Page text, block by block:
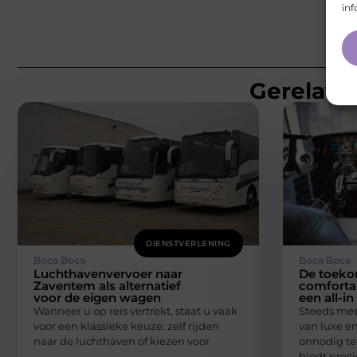
DIENSTVERLENING
Boca Boca
Luchthavenvervoer naar
Zaventem als alternatief
voor de eigen wagen
Wanneer u op reis vertrekt, staat u vaak
voor een klassieke keuze: zelf rijden
naar de luchthaven of kiezen voor
Boca Boca
De
een all-
Steeds
van luxe
onnodig